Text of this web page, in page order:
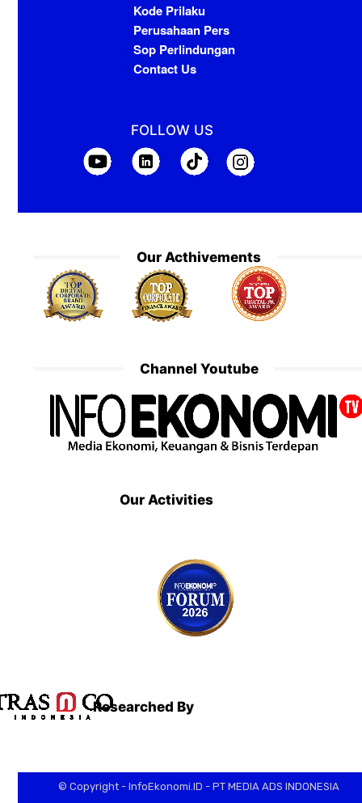
Kode Prilaku
Perusahaan Pers
Sop Perlindungan
Contact Us
FOLLOW US
Our Acthivements
Channel Youtube
Our Activities
Researched By
© Copyright - InfoEkonomi.ID - PT MEDIA ADS INDONESIA